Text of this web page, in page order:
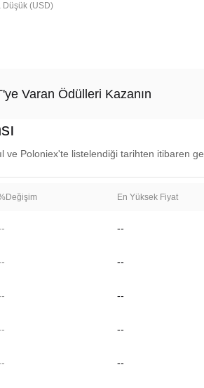
Düşük (USD)
Varan Ödülleri Kazanın
Poloniex'te listelendiği tarihten itibaren
En Yüksek Fiyat
--
--
--
--
--